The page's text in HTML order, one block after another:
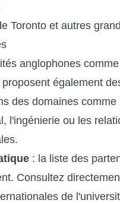
Toronto et autres
anglophones
également
des domaines comme
l'ingénierie ou les
: la liste des
Consultez
de